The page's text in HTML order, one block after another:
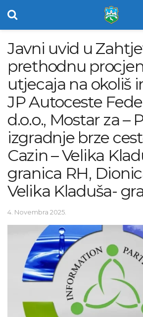
Javni uvid u
prethodnu
utjecaja na okoliš
JP Autoceste
d.o.o., Mostar za –
izgradnje brze
Cazin – Velika
granica RH,
Velika Kladuša-
4. Novembra 2025.